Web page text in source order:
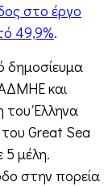
στο έργο
49,9%.
δημοσίευμα
και
του Έλληνα
Great Sea
5 μέλη.
στην πορεία